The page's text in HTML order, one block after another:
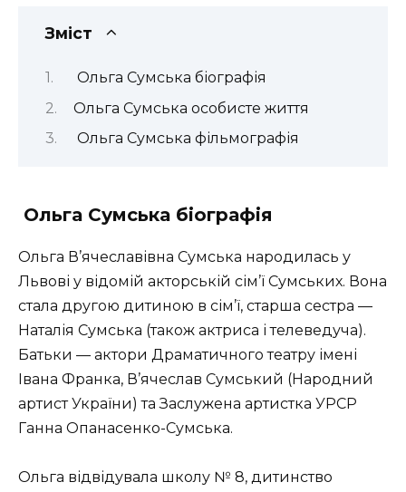
Зміст
Ольга Сумська біографія
Ольга Сумська особисте життя
Ольга Сумська фільмографія
Ольга Сумська біографія
Ольга В’ячеславівна Сумська народилась у
Львові у відомій акторській сім’ї Сумських. Вона
стала другою дитиною в сім’ї, старша сестра —
Наталія Сумська (також актриса і телеведуча).
Батьки — актори Драматичного театру імені
Івана Франка, В’ячеслав Сумський (Народний
артист України) та Заслужена артистка УРСР
Ганна Опанасенко-Сумська.
Ольга відвідувала школу № 8, дитинство